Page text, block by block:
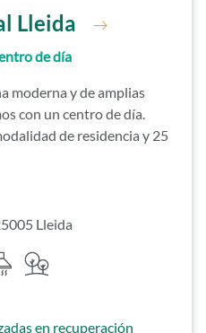
Lleida
de día
moderna y de amplias
con un centro de día.
de residencia y 25
Lleida
propia
Zonas ajardinadas
en recuperación